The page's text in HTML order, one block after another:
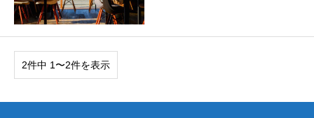
2件中 1〜2件を表示